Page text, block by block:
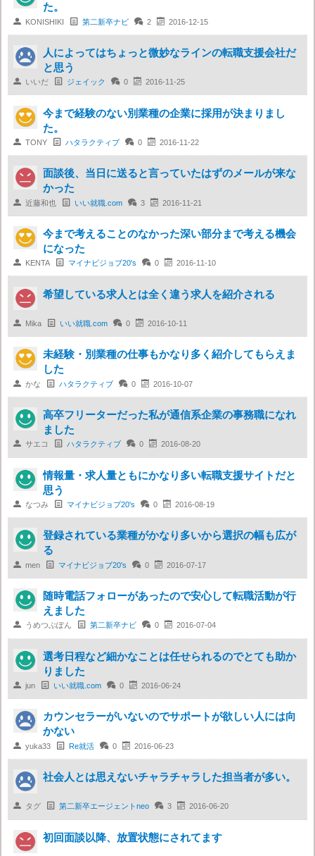
た。
 KONISHIKI  第二新卒ナビ  2 2016-12-15
人によってはちょっと微妙なラインの転職支援会社だ
と思う
 いいだ  ジェイック  0 2016-11-25
今まで経験のない別業種の企業に採用が決まりまし
た。
TONY  ハタラクティブ  0 2016-11-22
面談後、当日に送ると言っていたはずのメールが来な
かった
近藤和也  いい就職.com  3 2016-11-21
今まで考えることのなかった深い部分まで考える機会
になった
 KENTA  マイナビジョブ20's  0 2016-11-10
希望している求人とは全く違う求人を紹介される
 Mika  いい就職.com  0 2016-10-11
未経験・別業種の仕事もかなり多く紹介してもらえま
した
かな  ハタラクティブ  0 2016-10-07
高卒フリーターだった私が通信系企業の事務職になれ
ました
 サエコ  ハタラクティブ  0 2016-08-20
情報量・求人量ともにかなり多い転職支援サイトだと
思う
 なつみ  マイナビジョブ20's  0 2016-08-19
登録されている業種がかなり多いから選択の幅も広が
る
men  マイナビジョブ20's  0 2016-07-17
随時電話フォローがあったので安心して転職活動が行
えました
 うめつぶぽん  第二新卒ナビ  0 2016-07-04
選考日程など細かなことは任せられるのでとても助か
りました
jun  いい就職.com  0 2016-06-24
カウンセラーがいないのでサポートが欲しい人には向
かない
yuka33  Re就活  0 2016-06-23
社会人とは思えないチャラチャラした担当者が多い。
 タグ  第二新卒エージェントneo  3 2016-06-20
初回面談以降、放置状態にされてます